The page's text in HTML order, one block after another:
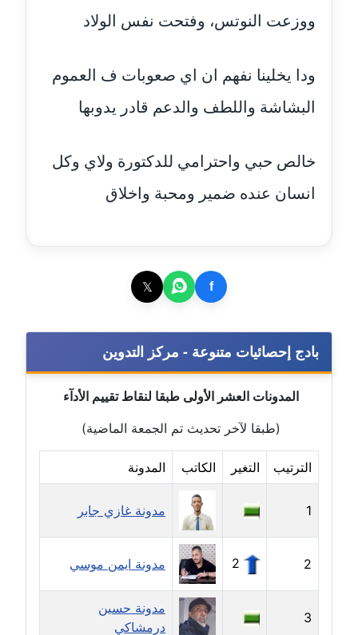
مدونة أمل الخولي
مدونة أمل درويش
عاملة
عاملة
مدونة امل محمود
موقوف
عاملة
مدونة أميرة محمود
عاملة
مدونة انجي مطاوع
عاملة
مدونة آيات القاضي
عاملة
مدونة ايمان الدواخلي
ووزعت النوتس، وفتحت نفس الولاد
ودا يخلينا نفهم ان اي صعوبات ف العموم
البشاشة واللطف والدعم قادر يدوبها
خالص حبي واحترامي للدكتورة ولاي وكل
انسان عنده ضمير ومحبة واخلاق
f
𝕏
بادج إحصائيات متنوعة - مركز التدوين
المدونات العشر الأولى طبقا لنقاط تقييم الأدآء
(طبقا لآخر تحديث تم الجمعة الماضية)
الترتيب التغير الكاتب المدونة
1 مدونة غازي جابر
2
2 مدونة ايمن موسي
3
مدونة حسين
درمشاكي